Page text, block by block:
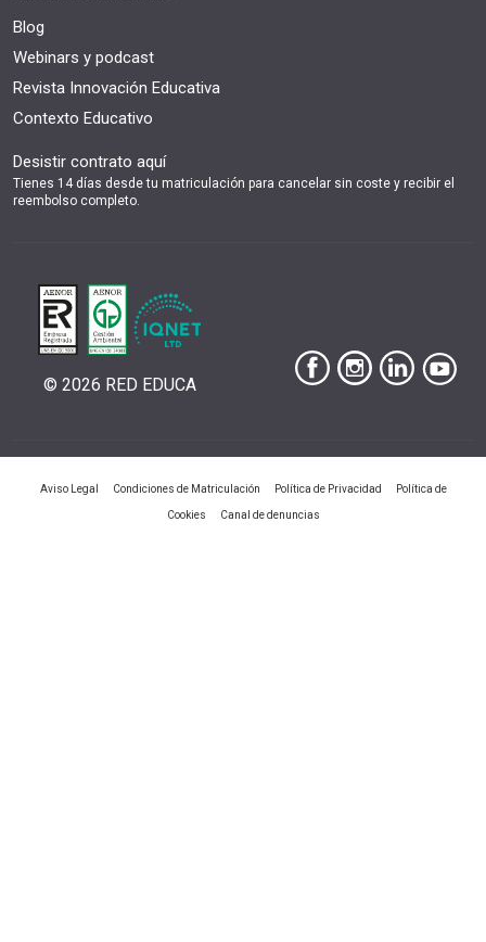
Blog
Webinars y podcast
Revista Innovación Educativa
Contexto Educativo
Desistir contrato aquí
Tienes 14 días desde tu matriculación para cancelar sin coste y recibir el
reembolso completo.
© 2026 RED EDUCA
Aviso Legal Condiciones de Matriculación Política de Privacidad Política de
Cookies Canal de denuncias